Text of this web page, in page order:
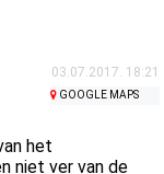
03.07.2017. 18:21
GOOGLE MAPS
het
niet ver van de